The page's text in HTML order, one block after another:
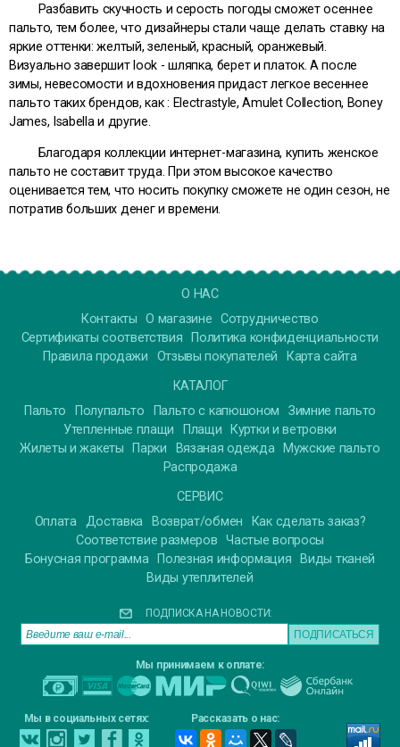
Разбавить скучность и серость погоды сможет осеннее
пальто, тем более, что дизайнеры стали чаще делать ставку на
яркие оттенки: желтый, зеленый, красный, оранжевый.
Визуально завершит look - шляпка, берет и платок. А после
зимы, невесомости и вдохновения придаст легкое весеннее
пальто таких брендов, как : Electrastyle,Amulet Collection, Boney
James, Isabella и другие.
Благодаря коллекции интернет-магазина, купить женское
пальто не составит труда. При этом высокое качество
оценивается тем, что носить покупку сможете не один сезон, не
потратив больших денег и времени.
О НАС
Контакты
О магазине Сотрудничество
Сертификаты соответствия
Политика конфиденциальности
Правила продажи
Отзывы покупателей
Карта сайта
КАТАЛОГ
Пальто
Полупальто Пальто с капюшоном
Зимние пальто
Утепленные плащи
Плащи
Куртки и ветровки
Жилеты и жакеты
Парки Вязаная одежда
Мужские пальто
Распродажа
СЕРВИС
Оплата Доставка Возврат/обмен
Как сделать заказ?
Соответствие размеров
Частые вопросы
Бонусная программа
Полезная информация
Виды тканей
Виды утеплителей
ПОДПИСКА НА НОВОСТИ:
Мы принимаем к оплате:
Мы в социальных сетях: Рассказать о нас: